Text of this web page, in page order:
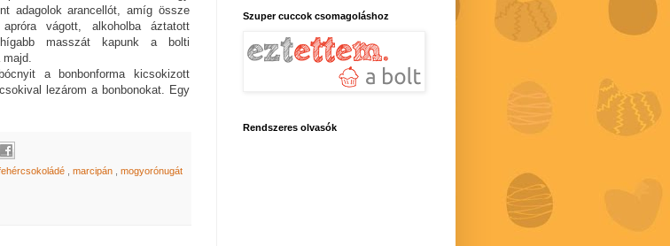
adagolok arancellót, amíg össze
vágott, alkoholba áztatott
masszát kapunk a bolti
majd.
a bonbonforma kicsokizott
lezárom a bonbonokat. Egy
marcipán
mogyorónugát
Szuper cuccok csomagoláshoz
Rendszeres olvasók